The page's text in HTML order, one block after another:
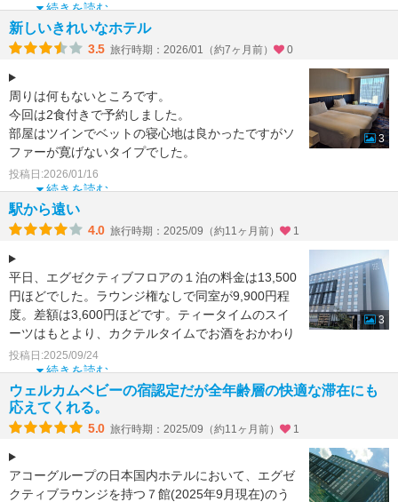
続きを読む
新しいきれいなホテル
3.5 旅行時期：2026/01（約7ヶ月前） 0
周りは何もないところです。
今回は2食付きで予約しました。
部屋はツインでベットの寝心地は良かったですがソ
ファーが寛げないタイプでした。
2人なのに椅子も1脚でした。
大浴場があり期待しました
続きを読む
投稿日:2026/01/16
3
駅から遠い
4.0 旅行時期：2025/09（約11ヶ月前） 1
平日、エグゼクティブフロアの１泊の料金は13,500
円ほどでした。ラウンジ権なしで同室が9,900円程
度。差額は3,600円ほどです。ティータイムのスイ
ーツはもとより、カクテルタイムでお酒をおかわり
す
続きを読む
投稿日:2025/09/24
3
ウェルカムベビーの宿認定だが全年齢層の快適な滞在にも
応えてくれる。
5.0 旅行時期：2025/09（約11ヶ月前） 1
アコーグループの日本国内ホテルにおいて、エグゼ
クティブラウンジを持つ７館(2025年9月現在)のう